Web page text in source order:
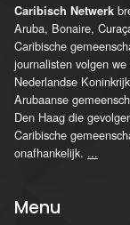
Caribisch Netwerk
Aruba, Bonaire,
Caribische
journalisten volgen
Nederlandse
Arubaanse
Den Haag die
Caribische
onafhankelijk. ...
Menu